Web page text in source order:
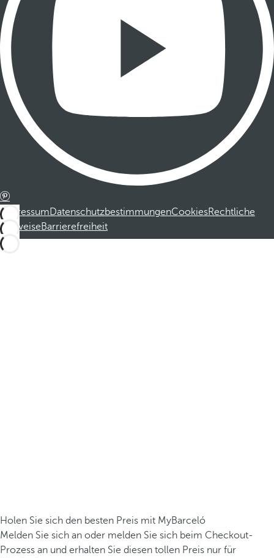
ImpressumDatenschutzbestimmungenCookiesRechtliche
HinweiseBarrierefreiheit
Holen Sie sich den besten Preis mit MyBarceló
Melden Sie sich an oder melden Sie sich beim Checkout-
Prozess an und erhalten Sie diesen tollen Preis nur für